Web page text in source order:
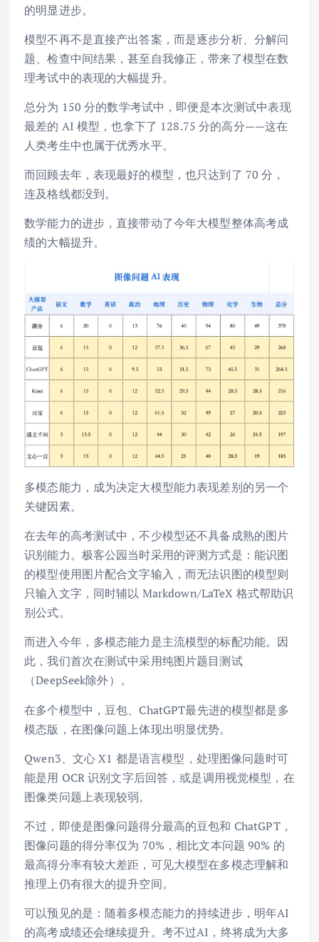
的明显进步。
模型不再不是直接产出答案，而是逐步分析、分解问
题、检查中间结果，甚至自我修正，带来了模型在数
理考试中的表现的大幅提升。
总分为 150 分的数学考试中，即便是本次测试中表现
最差的 AI 模型，也拿下了 128.75 分的高分——这在
人类考生中也属于优秀水平。
而回顾去年，表现最好的模型，也只达到了 70 分，
连及格线都没到。
数学能力的进步，直接带动了今年大模型整体高考成
绩的大幅提升。
多模态能力，成为决定大模型能力表现差别的另一个
关键因素。
在去年的高考测试中，不少模型还不具备成熟的图片
识别能力。极客公园当时采用的评测方式是：能识图
的模型使用图片配合文字输入，而无法识图的模型则
只输入文字，同时辅以 Markdown/LaTeX 格式帮助识
别公式。
而进入今年，多模态能力是主流模型的标配功能。因
此，我们首次在测试中采用纯图片题目测试
（DeepSeek除外）。
在多个模型中，豆包、ChatGPT最先进的模型都是多
模态版，在图像问题上体现出明显优势。
Qwen3、文心 X1 都是语言模型，处理图像问题时可
能是用 OCR 识别文字后回答，或是调用视觉模型，在
图像类问题上表现较弱。
不过，即使是图像问题得分最高的豆包和 ChatGPT，
图像问题的得分率仅为 70%，相比文本问题 90% 的
最高得分率有较大差距，可见大模型在多模态理解和
推理上仍有很大的提升空间。
可以预见的是：随着多模态能力的持续进步，明年AI
的高考成绩还会继续提升。考不过AI，终将成为大多